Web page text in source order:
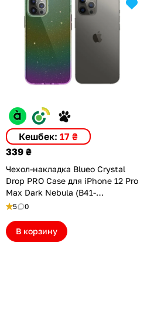
Кешбек:17 ₴
339 ₴
Чехол-накладка Blueo Crystal
Drop PRO Case для iPhone 12 Pro
Max Dark Nebula (B41-
12PMDNBL)
5 0
В корзину